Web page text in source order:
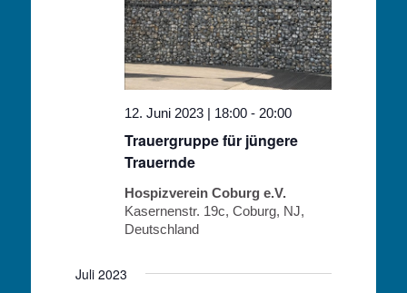
Trauergruppe für jüngere
Trauernde
12. Juni 2023 | 18:00 -20:00
Hospizverein Coburg e.V.
Kasernenstr. 19c, Coburg, NJ,
Deutschland
Juli 2023